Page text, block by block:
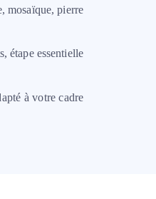
mosaïque, pierre
étape essentielle
à votre cadre